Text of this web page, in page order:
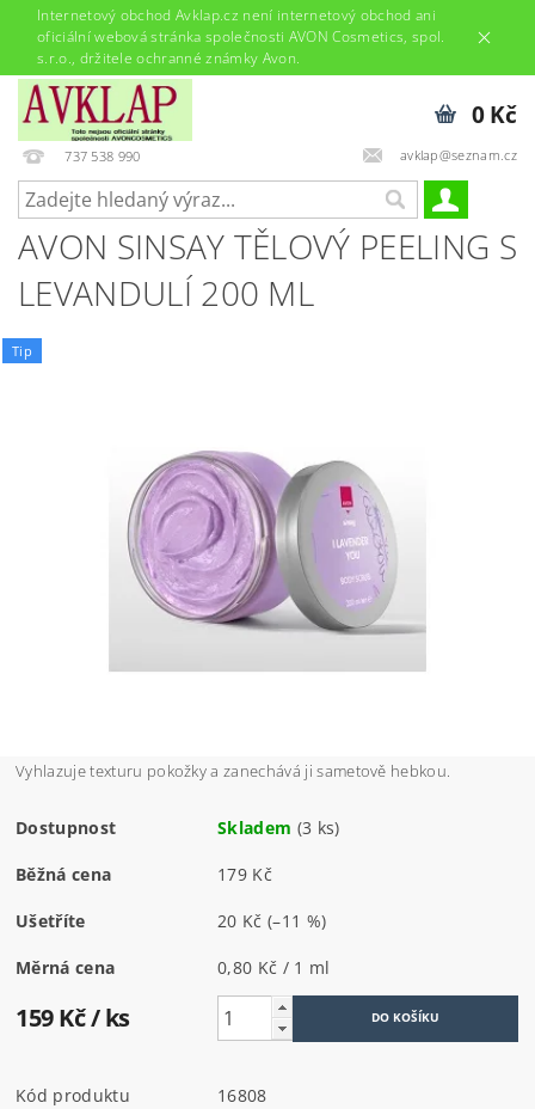
Internetový obchod Avklap.cz není internetový obchod ani
oficiální webová stránka společnosti AVON Cosmetics, spol.
s.r.o., držitele ochranné známky Avon.
737 538 990 avklap@seznam.cz
0 Kč
AVON SINSAY TĚLOVÝ PEELING S
LEVANDULÍ 200 ML
Tip
Vyhlazuje texturu pokožky a zanechává ji sametově hebkou.
Dostupnost Skladem (3 ks)
Běžná cena 179 Kč
Ušetříte 20 Kč(–11 %)
Měrná cena 0,80 Kč / 1 ml
159 Kč/ ks
Kód produktu
16808